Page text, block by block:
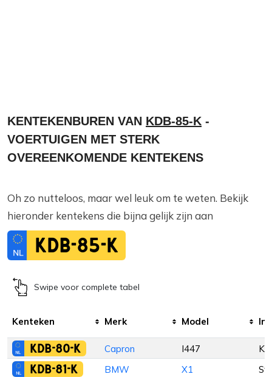
KENTEKENBUREN VAN KDB-85-K -
VOERTUIGEN MET STERK
OVEREENKOMENDE KENTEKENS
Oh zo nutteloos, maar wel leuk om te weten. Bekijk
hieronder kentekens die bijna gelijk zijn aan
KDB-85-K
Swipe voor complete tabel
Kenteken Merk Model
KDB-80-K Capron I447
KDB-81-K BMW X1